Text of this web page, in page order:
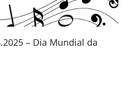
– Dia Mundial da